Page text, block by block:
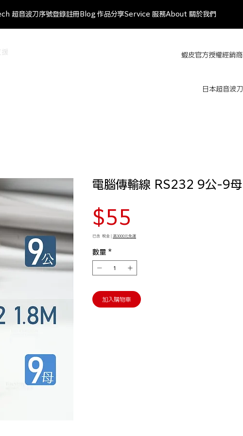
超音波刀序號登錄註冊 Blog 作品分享Service 服務About 關於我們
蝦皮官方授權經銷商
日本超音波刀
電腦傳輸線 RS232 9公-9母
$55
格
已含 稅金 滿3000元免運
數量 *
加入購物車